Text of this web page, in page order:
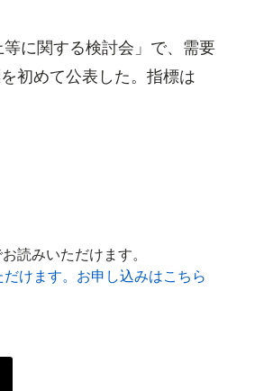
に関する検討会」で、需要
初めて公表した。指標は
読みいただけます。
けます。お申し込みはこちら